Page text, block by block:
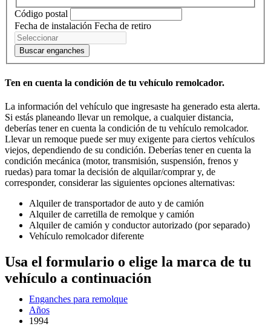
Código postal
Fecha de instalación Fecha de retiro
Buscar enganches
Ten en cuenta la condición de tu vehículo remolcador.
La información del vehículo que ingresaste ha generado esta alerta.
Si estás planeando llevar un remolque, a cualquier distancia,
deberías tener en cuenta la condición de tu vehículo remolcador.
Llevar un remoque puede ser muy exigente para ciertos vehículos
viejos, dependiendo de su condición. Deberías tener en cuenta la
condición mecánica (motor, transmisión, suspensión, frenos y
ruedas) para tomar la decisión de alquilar/comprar y, de
corresponder, considerar las siguientes opciones alternativas:
Alquiler de transportador de auto y de camión
Alquiler de carretilla de remolque y camión
Alquiler de camión y conductor autorizado (por separado)
Vehículo remolcador diferente
Usa el formulario o elige la marca de tu
vehículo a continuación
Enganches para remolque
Años
1994